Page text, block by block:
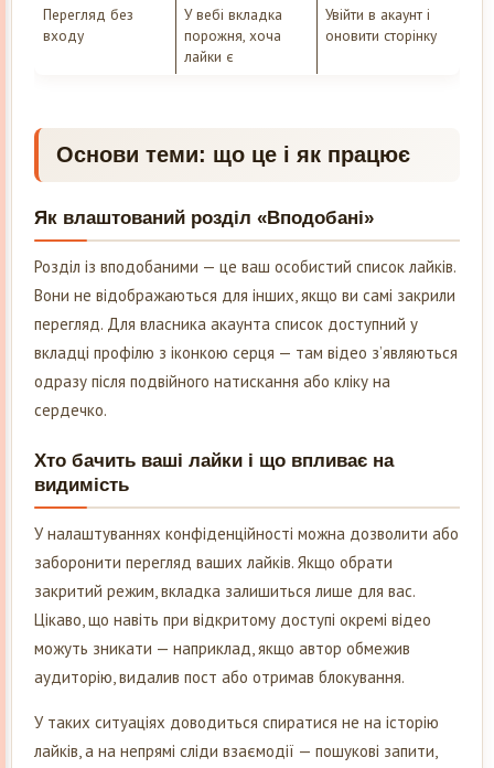
Перегляд без
входу
У вебі вкладка
порожня, хоча
лайки є
Увійти в акаунт і
оновити сторінку
Основи теми: що це і як працює
Як влаштований розділ «Вподобані»
Розділ із вподобаними — це ваш особистий список лайків.
Вони не відображаються для інших, якщо ви самі закрили
перегляд. Для власника акаунта список доступний у
вкладці профілю з іконкою серця — там відео з’являються
одразу після подвійного натискання або кліку на
сердечко.
Хто бачить ваші лайки і що впливає на
видимість
У налаштуваннях конфіденційності можна дозволити або
заборонити перегляд ваших лайків. Якщо обрати
закритий режим, вкладка залишиться лише для вас.
Цікаво, що навіть при відкритому доступі окремі відео
можуть зникати — наприклад, якщо автор обмежив
аудиторію, видалив пост або отримав блокування.
У таких ситуаціях доводиться спиратися не на історію
лайків, а на непрямі сліди взаємодії — пошукові запити,